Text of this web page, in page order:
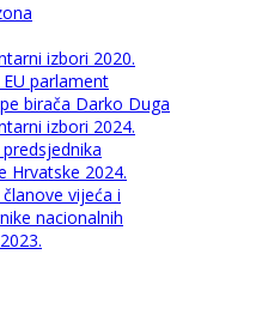
izbori 2020.
parlament
birača Darko Duga
izbori 2024.
Hrvatske 2024.
vijeća i
nacionalnih